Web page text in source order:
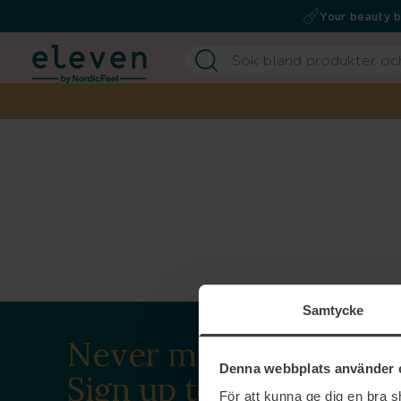
Samtycke
Denna webbplats använder
För att kunna ge dig en bra
Your beauty
Never miss a beat.
Sign up to our